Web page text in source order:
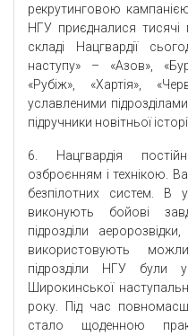
рекрутинговою
НГУ приєдналися
складі Нацгвардії
наступу» – «Азов»,
«Рубіж», «Хартія»,
уславленими
підручники новітньої
6. Нацгвардія
озброєнням і технікою.
безпілотних систем. В
виконують бойові
підрозділи
використовують
підрозділи НГУ були
Широкинської
року. Під час
стало щоденною